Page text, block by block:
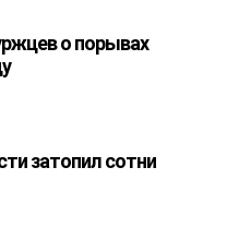
о порывах
затопил сотни